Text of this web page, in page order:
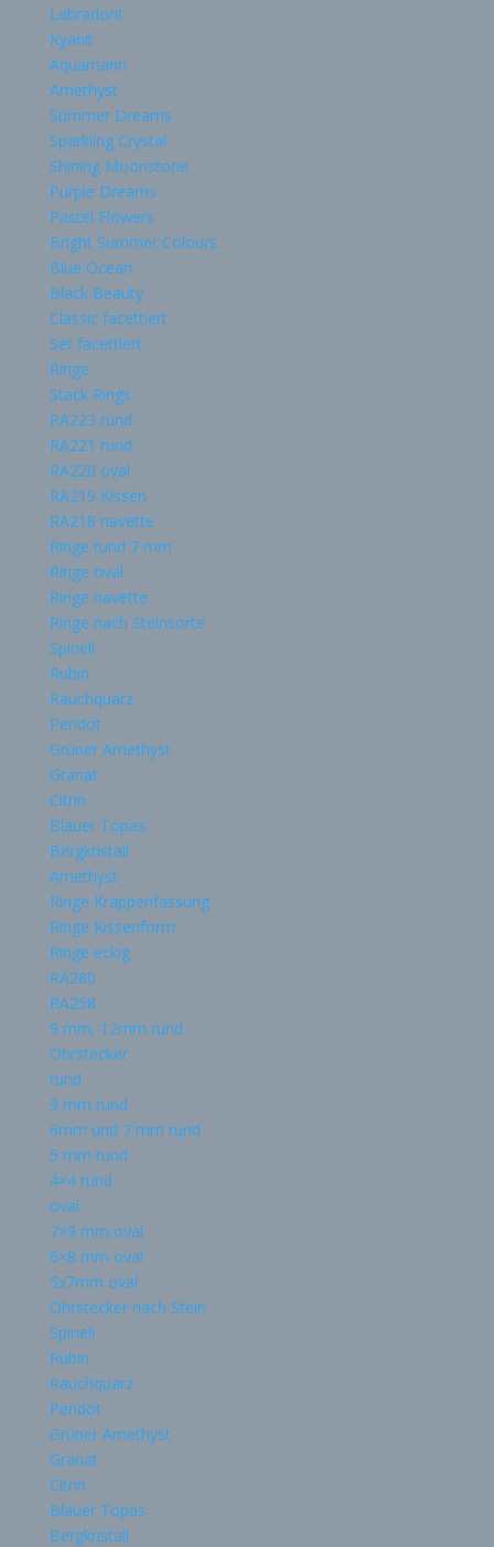
Labradorit
Kyanit
Aquamarin
Amethyst
Summer Dreams
Sparkling Crystal
Shining Moonstone
Purple Dreams
Pastel Flowers
Bright Summer Colours
Blue Ocean
Black Beauty
Classic facettiert
Set facettiert
Ringe
Stack Rings
RA223 rund
RA221 rund
RA220 oval
RA219 Kissen
RA218 navette
Ringe rund 7 mm
Ringe oval
Ringe navette
Ringe nach Steinsorte
Spinell
Rubin
Rauchquarz
Peridot
Grüner Amethyst
Granat
Citrin
Blauer Topas
Bergkristall
Amethyst
Ringe Krappenfassung
Ringe Kissenform
Ringe eckig
RA280
RA258
9 mm, 12mm rund
Ohrstecker
rund
9 mm rund
6mm und 7 mm rund
5 mm rund
4×4 rund
oval
7×9 mm oval
6×8 mm oval
5x7mm oval
Ohrstecker nach Stein
Spinell
Rubin
Rauchquarz
Peridot
Grüner Amethyst
Granat
Citrin
Blauer Topas
Bergkristall